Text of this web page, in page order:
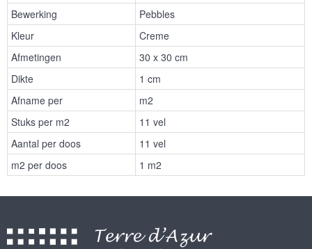
Bewerking
Pebbles
Kleur
Creme
Afmetingen
30 x 30 cm
Dikte
1 cm
Afname per
m2
Stuks per m2
11 vel
Aantal per doos
11 vel
m2 per doos
1 m2